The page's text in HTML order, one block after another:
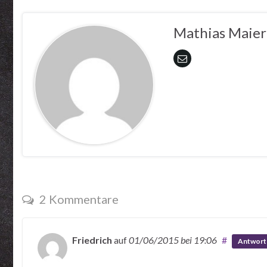
Mathias Maier
2 Kommentare
Friedrich auf01/06/2015bei 19:06 #